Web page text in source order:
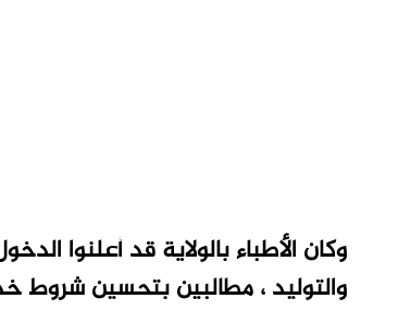
وكان الأطباء بالولاية قد أعلنوا
والتوليد ، مطالبين بتحسين شروط